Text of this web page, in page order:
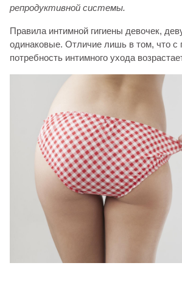
репродуктивной системы.
Правила интимной гигиены девочек,
одинаковые. Отличие лишь в том, что с
потребность интимного ухода